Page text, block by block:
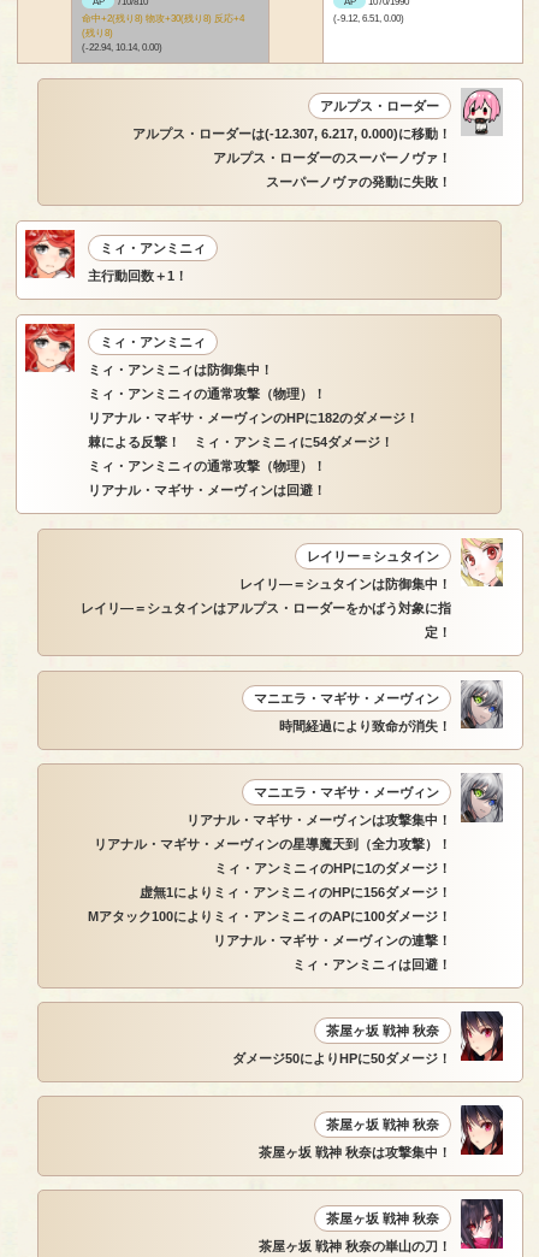
命中+2(残り8) 物攻+30(残り8) 反応+4
(残り8)
(-22.94, 10.14, 0.00)
(-9.12, 6.51, 0.00)
アルプス・ローダー
アルプス・ローダーは(-12.307, 6.217, 0.000)に移動！
アルプス・ローダーのスーパーノヴァ！
スーパーノヴァの発動に失敗！
ミィ・アンミニィ
主行動回数＋1！
ミィ・アンミニィ
ミィ・アンミニィは防御集中！
ミィ・アンミニィの通常攻撃（物理）！
リアナル・マギサ・メーヴィンのHPに182のダメージ！
棘による反撃！ ミィ・アンミニィに54ダメージ！
ミィ・アンミニィの通常攻撃（物理）！
リアナル・マギサ・メーヴィンは回避！
レイリー＝シュタイン
レイリ―＝シュタインは防御集中！
レイリ―＝シュタインはアルプス・ローダーをかばう対象に指
定！
マニエラ・マギサ・メーヴィン
時間経過により致命が消失！
マニエラ・マギサ・メーヴィン
リアナル・マギサ・メーヴィンは攻撃集中！
リアナル・マギサ・メーヴィンの星導魔天到（全力攻撃）！
ミィ・アンミニィのHPに1のダメージ！
虚無1によりミィ・アンミニィのHPに156ダメージ！
Mアタック100によりミィ・アンミニィのAPに100ダメージ！
リアナル・マギサ・メーヴィンの連撃！
ミィ・アンミニィは回避！
茶屋ヶ坂 戦神 秋奈
ダメージ50によりHPに50ダメージ！
茶屋ヶ坂 戦神 秋奈
茶屋ヶ坂 戦神 秋奈は攻撃集中！
茶屋ヶ坂 戦神 秋奈
茶屋ヶ坂 戦神 秋奈の崋山の刀！